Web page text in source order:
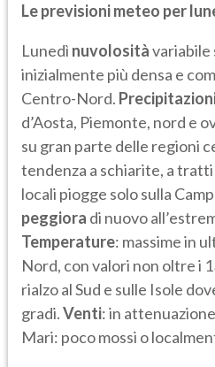
Le previsioni meteo per
Lunedì nuvolositàvariabile
inizialmente più densa e
Centro-Nord.
d’Aosta, Piemonte, nord e
su gran parte delle regioni
tendenza a schiarite, a
locali piogge solo sulla
peggiora di nuovo
Temperature: massime in
Nord, con valori non oltre i
rialzo al Sud e sulle Isole
gradi.Venti: in
Mari: poco mossi o